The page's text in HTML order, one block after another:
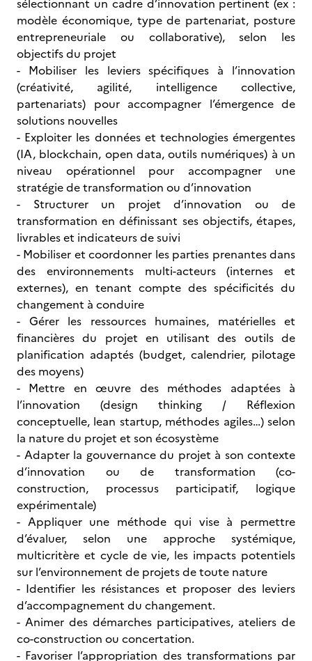
sélectionnant un cadre d’innovation pertinent (ex :
modèle économique, type de partenariat, posture
entrepreneuriale ou collaborative), selon les
objectifs du projet
- Mobiliser les leviers spécifiques à l’innovation
(créativité, agilité, intelligence collective,
partenariats) pour accompagner l’émergence de
solutions nouvelles
- Exploiter les données et technologies émergentes
(IA, blockchain, open data, outils numériques) à un
niveau opérationnel pour accompagner une
stratégie de transformation ou d’innovation
- Structurer un projet d’innovation ou de
transformation en définissant ses objectifs, étapes,
livrables et indicateurs de suivi
- Mobiliser et coordonner les parties prenantes dans
des environnements multi-acteurs (internes et
externes), en tenant compte des spécificités du
changement à conduire
- Gérer les ressources humaines, matérielles et
financières du projet en utilisant des outils de
planification adaptés (budget, calendrier, pilotage
des moyens)
- Mettre en œuvre des méthodes adaptées à
l’innovation (design thinking / Réflexion
conceptuelle, lean startup, méthodes agiles…) selon
la nature du projet et son écosystème
- Adapter la gouvernance du projet à son contexte
d’innovation ou de transformation (co-
construction, processus participatif, logique
expérimentale)
- Appliquer une méthode qui vise à permettre
d’évaluer, selon une approche systémique,
multicritère et cycle de vie, les impacts potentiels
sur l’environnement de projets de toute nature
- Identifier les résistances et proposer des leviers
d’accompagnement du changement.
- Animer des démarches participatives, ateliers de
co-construction ou concertation.
- Favoriser l’appropriation des transformations par